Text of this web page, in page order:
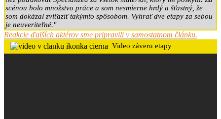
scénou bolo množstvo práce a som nesmierne hrdý a šťastný, že
som dokázal zvíťaziť takýmto spôsobom. Vyhrať dve etapy za sebou
je neuveriteľné."
Reakcie ďalších aktérov sme pripravili v samostatnom článku.
Video záveru etapy